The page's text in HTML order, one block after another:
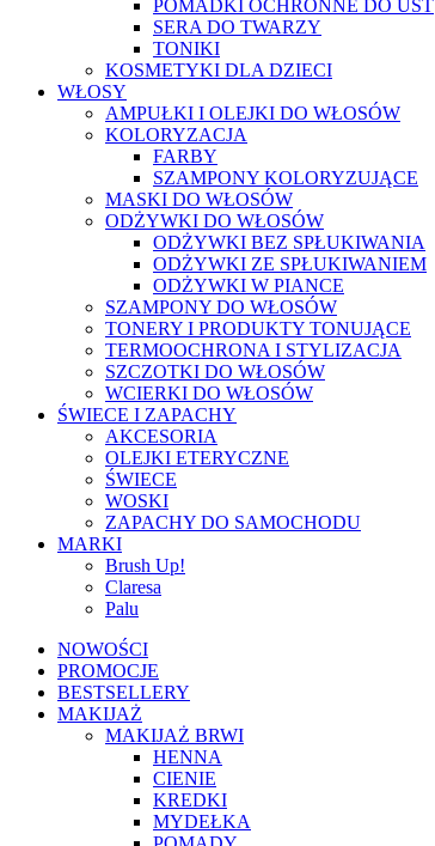
POMADKI OCHRONNE DO UST
SERA DO TWARZY
TONIKI
KOSMETYKI DLA DZIECI
WŁOSY
AMPUŁKI I OLEJKI DO WŁOSÓW
KOLORYZACJA
FARBY
SZAMPONY KOLORYZUJĄCE
MASKI DO WŁOSÓW
ODŻYWKI DO WŁOSÓW
ODŻYWKI BEZ SPŁUKIWANIA
ODŻYWKI ZE SPŁUKIWANIEM
ODŻYWKI W PIANCE
SZAMPONY DO WŁOSÓW
TONERY I PRODUKTY TONUJĄCE
TERMOOCHRONA I STYLIZACJA
SZCZOTKI DO WŁOSÓW
WCIERKI DO WŁOSÓW
ŚWIECE I ZAPACHY
AKCESORIA
OLEJKI ETERYCZNE
ŚWIECE
WOSKI
ZAPACHY DO SAMOCHODU
MARKI
Brush Up!
Claresa
Palu
NOWOŚCI
PROMOCJE
BESTSELLERY
MAKIJAŻ
MAKIJAŻ BRWI
HENNA
CIENIE
KREDKI
MYDEŁKA